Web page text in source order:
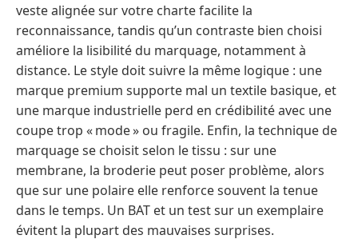
veste alignée sur votre charte facilite la
reconnaissance, tandis qu’un contraste bien choisi
améliore la lisibilité du marquage, notamment à
distance. Le style doit suivre la même logique : une
marque premium supporte mal un textile basique, et
une marque industrielle perd en crédibilité avec une
coupe trop « mode » ou fragile. Enfin, la technique de
marquage se choisit selon le tissu : sur une
membrane, la broderie peut poser problème, alors
que sur une polaire elle renforce souvent la tenue
dans le temps. Un BAT et un test sur un exemplaire
évitent la plupart des mauvaises surprises.